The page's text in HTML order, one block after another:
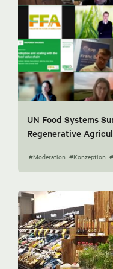
UN Food Systems
Regenerative
#Moderation #Konzeption